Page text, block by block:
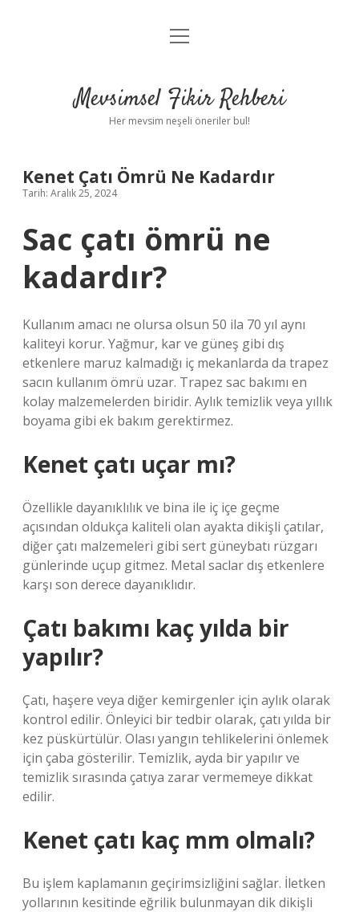
Anasayfa
Yasal Uyarı
menüyü
Mevsimsel Fikir Rehberi
Her mevsim neşeli öneriler bul!
Kenet Çatı Ömrü Ne Kadardır
Tarih: Aralık 25, 2024
Sac çatı ömrü ne
kadardır?
Kullanım amacı ne olursa olsun 50 ila 70 yıl aynı
kaliteyi korur. Yağmur, kar ve güneş gibi dış
etkenlere maruz kalmadığı iç mekanlarda da trapez
sacın kullanım ömrü uzar. Trapez sac bakımı en
kolay malzemelerden biridir. Aylık temizlik veya yıllık
boyama gibi ek bakım gerektirmez.
Kenet çatı uçar mı?
Özellikle dayanıklılık ve bina ile iç içe geçme
açısından oldukça kaliteli olan ayakta dikişli çatılar,
diğer çatı malzemeleri gibi sert güneybatı rüzgarı
günlerinde uçup gitmez. Metal saclar dış etkenlere
karşı son derece dayanıklıdır.
Çatı bakımı kaç yılda bir
yapılır?
Çatı, haşere veya diğer kemirgenler için aylık olarak
kontrol edilir. Önleyici bir tedbir olarak, çatı yılda bir
kez püskürtülür. Olası yangın tehlikelerini önlemek
için çaba gösterilir. Temizlik, ayda bir yapılır ve
temizlik sırasında çatıya zarar vermemeye dikkat
edilir.
Kenet çatı kaç mm olmalı?
Bu işlem kaplamanın geçirimsizliğini sağlar. İletken
yollarının kesitinde eğrilik bulunmayan dik dikişli